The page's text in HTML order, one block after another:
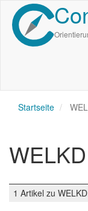
Direkt
zum
Inhalt
Startseite
WELKD
1 Artikel zu